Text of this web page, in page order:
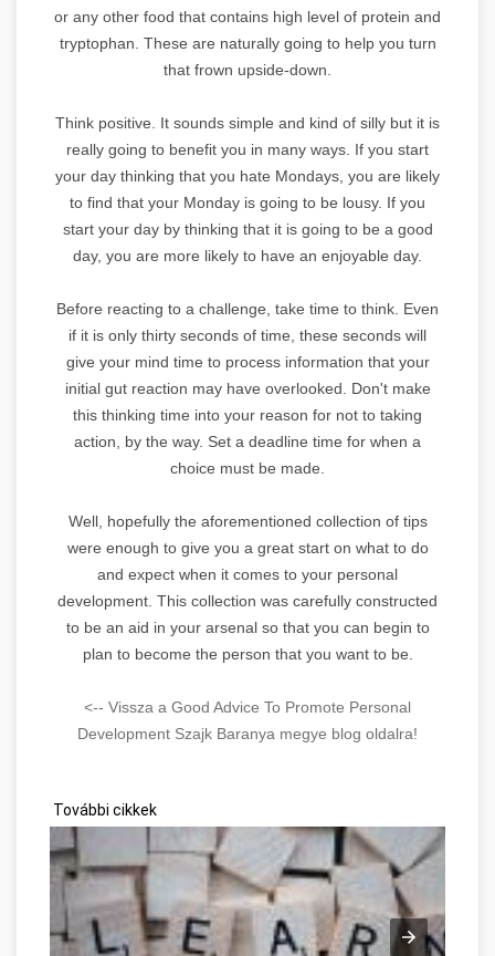
or any other food that contains high level of protein and
tryptophan. These are naturally going to help you turn
that frown upside-down.
Think positive. It sounds simple and kind of silly but it is
really going to benefit you in many ways. If you start
your day thinking that you hate Mondays, you are likely
to find that your Monday is going to be lousy. If you
start your day by thinking that it is going to be a good
day, you are more likely to have an enjoyable day.
Before reacting to a challenge, take time to think. Even
if it is only thirty seconds of time, these seconds will
give your mind time to process information that your
initial gut reaction may have overlooked. Don't make
this thinking time into your reason for not to taking
action, by the way. Set a deadline time for when a
choice must be made.
Well, hopefully the aforementioned collection of tips
were enough to give you a great start on what to do
and expect when it comes to your personal
development. This collection was carefully constructed
to be an aid in your arsenal so that you can begin to
plan to become the person that you want to be.
<-- Vissza a Good Advice To Promote Personal
Development Szajk Baranya megye blog oldalra!
További cikkek